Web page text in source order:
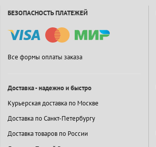
БЕЗОПАСНОСТЬ ПЛАТЕЖЕЙ
Все формы оплаты заказа
Доставка - надежно и быстро
Курьерская доставка по Москве
Доставка по Санкт-Петербургу
Доставка товаров по России